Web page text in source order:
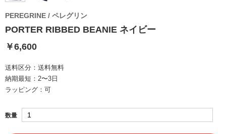
PEREGRINE / ペレグリン
PORTER RIBBED BEANIE ネイビー
￥6,600
送料区分： 送料無料
納期最短： 2〜3日
ラッピング： 可
数量